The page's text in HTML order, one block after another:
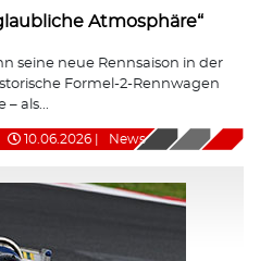
Atmosphäre“
seine neue Rennsaison in der
Formel-2-Rennwagen
als...
10.06.2026 News